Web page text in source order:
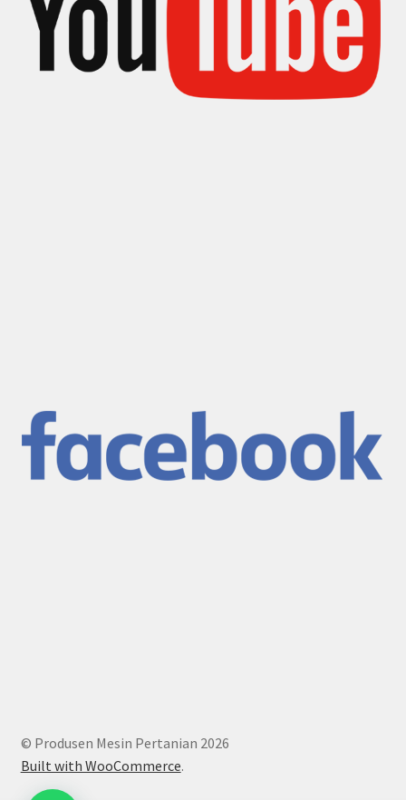
© Produsen Mesin Pertanian 2026
Built with WooCommerce.